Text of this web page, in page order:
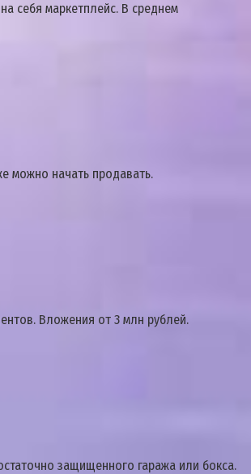
себя маркетплейс. В среднем
можно начать продавать.
Вложения от 3 млн рублей.
защищенного гаража или бокса.